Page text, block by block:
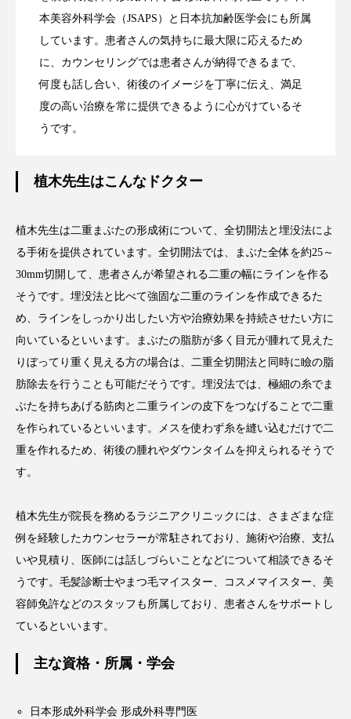
本美容外科学会（JSAPS）と日本抗加齢医学会にも所属
しています。患者さんの気持ちに最大限に応えるため
に、カウンセリングでは患者さんが納得できるまで、
何度も話し合い、術後のイメージを丁寧に伝え、満足
度の高い治療を常に提供できるように心がけているそ
うです。
植木先生はこんなドクター
植木先生は二重まぶたの形成術について、全切開法と埋没法によ
る手術を提供されています。全切開法では、まぶた全体を約25～
30mm切開して、患者さんが希望される二重の幅にラインを作る
そうです。埋没法と比べて強固な二重のラインを作成できるた
め、ラインをしっかり出したい方や治療効果を持続させたい方に
向いているといいます。まぶたの脂肪が多く目元が腫れて見えた
りぼってり重く見える方の場合は、二重全切開法と同時に瞼の脂
肪除去を行うことも可能だそうです。埋没法では、極細の糸でま
ぶたを持ちあげる筋肉と二重ラインの皮下をつなげることで二重
を作られているといいます。メスを使わず糸を縫い込むだけで二
重を作れるため、術後の腫れやダウンタイムを抑えられるそうで
す。
植木先生が院長を務めるラジニアクリニックには、さまざまな症
例を経験したカウンセラーが常駐されており、施術や治療、支払
いや見積り、医師には話しづらいことなどについて相談できるそ
うです。毛髪診断士やまつ毛マイスター、コスメマイスター、美
容師免許などのスタッフも所属しており、患者さんをサポートし
ているといいます。
主な資格・所属・学会
日本形成外科学会 形成外科専門医